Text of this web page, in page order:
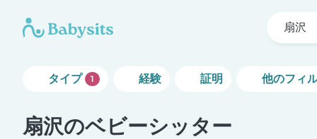
扇沢
タイプ 1 経験 証明 他のフィ
扇沢のベビーシッター